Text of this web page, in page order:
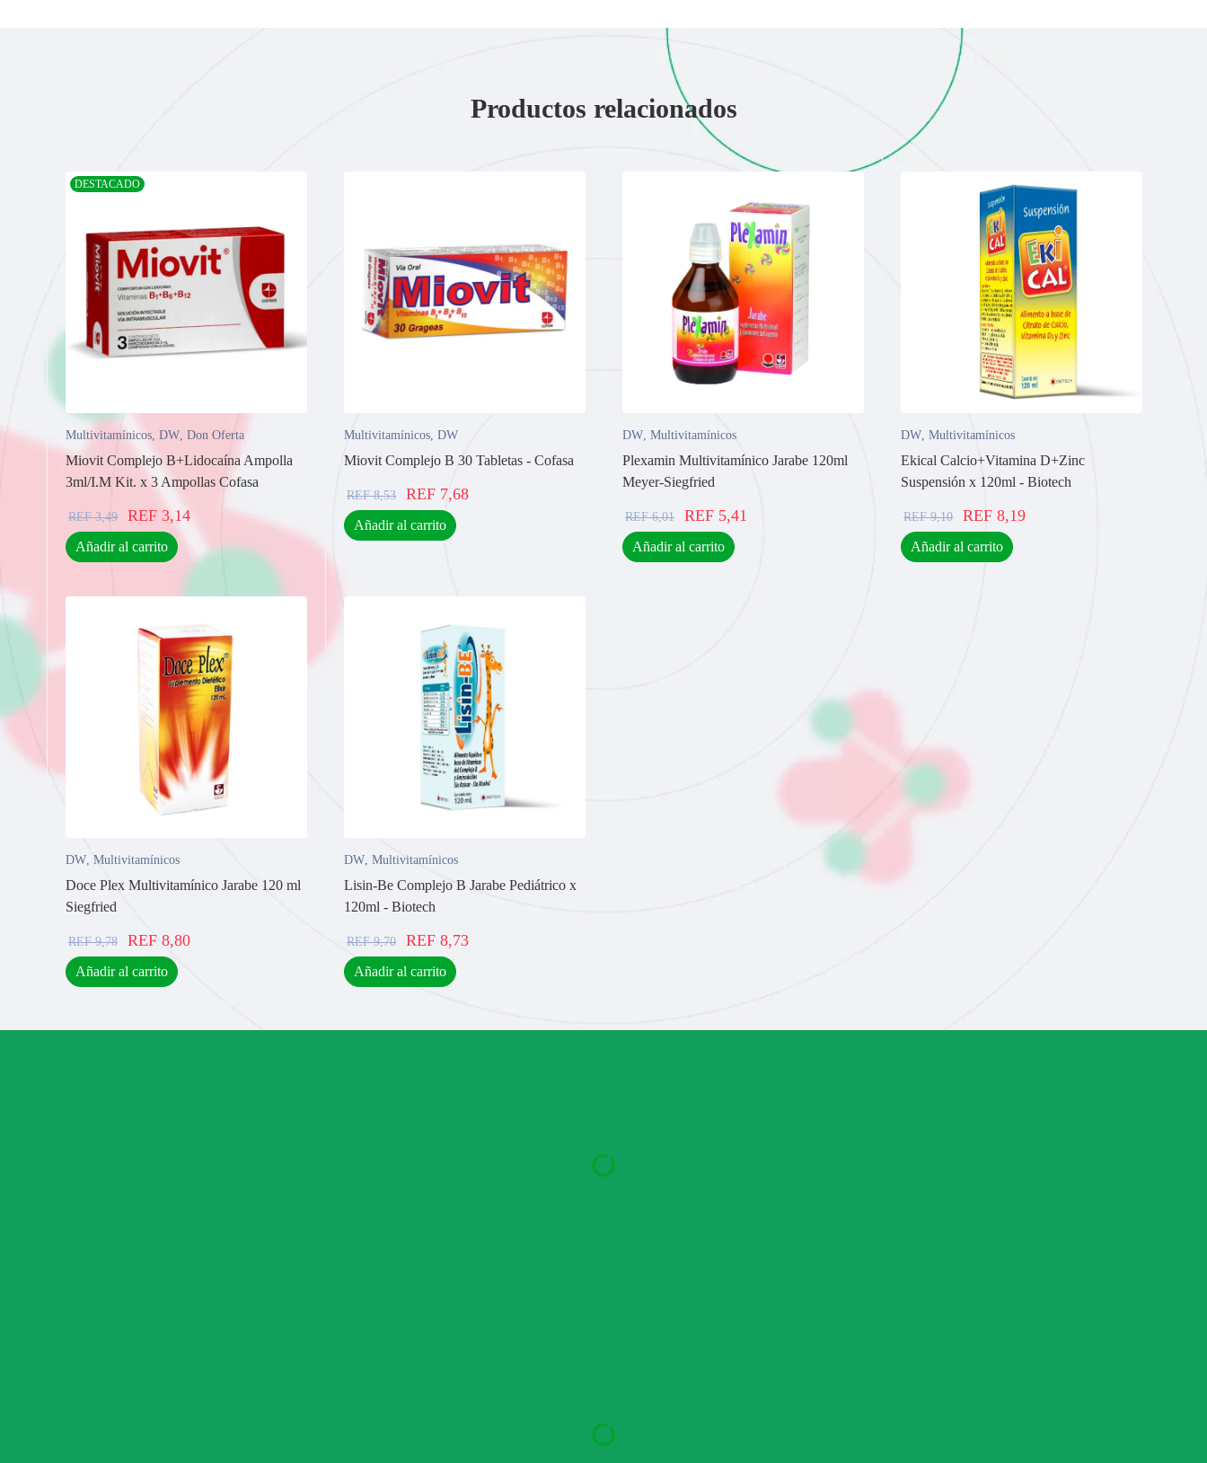
Productos relacionados
DESTACADO
Multivitamínicos, DW, Don Oferta
Miovit Complejo B+Lidocaína Ampolla
3ml/I.M Kit. x 3 Ampollas Cofasa
REF3,49 REF 3,14
Añadir al carrito
Multivitamínicos, DW
Miovit Complejo B 30 Tabletas - Cofasa
REF8,53 REF 7,68
Añadir al carrito
DW, Multivitamínicos
Plexamin Multivitamínico Jarabe 120ml
Meyer-Siegfried
REF6,01 REF 5,41
Añadir al carrito
DW, Multivitamínicos
Ekical Calcio+Vitamina D+Zinc
Suspensión x 120ml - Biotech
REF9,10 REF 8,19
Añadir al carrito
DW, Multivitamínicos
Doce Plex Multivitamínico Jarabe 120 ml
Siegfried
REF9,78 REF 8,80
Añadir al carrito
DW, Multivitamínicos
Lisin-Be Complejo B Jarabe Pediátrico x
120ml - Biotech
REF9,70 REF 8,73
Añadir al carrito